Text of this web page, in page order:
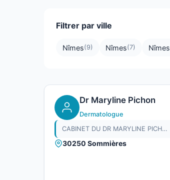
Filtrer par ville
Nîmes(9) Nîmes(7) Nîmes
Dr Maryline Pichon
Dermatologue
CABINET DU DR MARYLINE PICHON
30250 Sommières